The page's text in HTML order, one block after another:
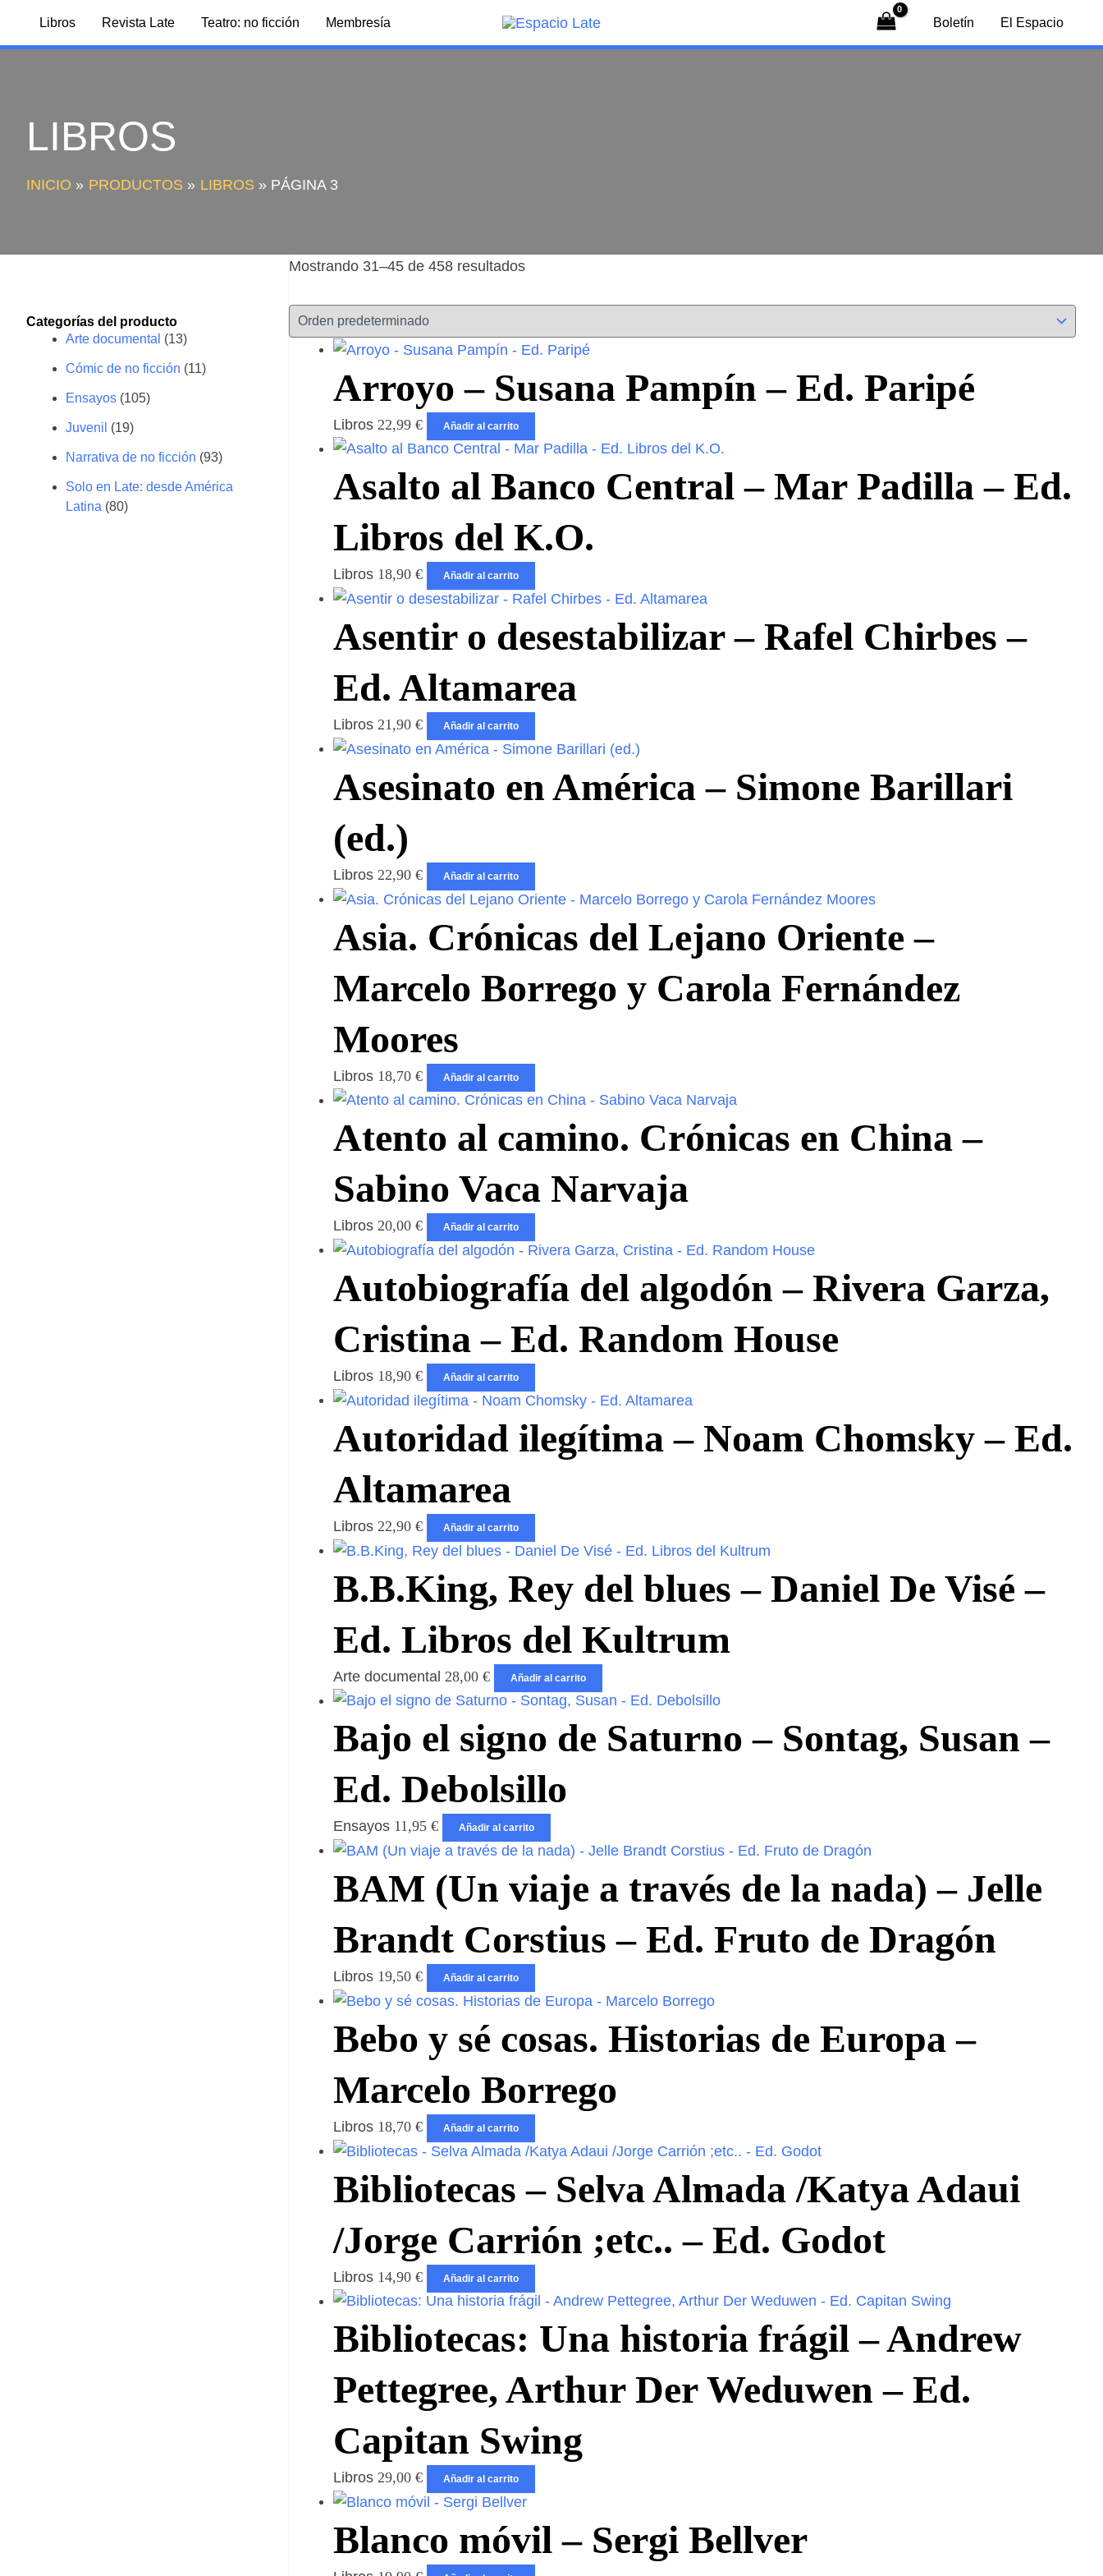
Libros Revista Late Teatro: no ficción Membresía Boletín El Espacio
LIBROS
INICIO PRODUCTOS LIBROS PÁGINA 3
Categorías del producto
Arte documental (13)
Cómic de no ficción (11)
Ensayos (105)
Juvenil (19)
Narrativa de no ficción (93)
Solo en Late: desde América
Latina (80)
Mostrando 31–45 de 458 resultados
Arroyo – Susana Pampín – Ed. Paripé
Libros 22,99 € Añadir al carrito
Asalto al Banco Central – Mar Padilla – Ed.
Libros del K.O.
Libros 18,90 € Añadir al carrito
Asentir o desestabilizar – Rafel Chirbes –
Ed. Altamarea
Libros 21,90 € Añadir al carrito
Asesinato en América – Simone Barillari
(ed.)
Libros 22,90 € Añadir al carrito
Asia. Crónicas del Lejano Oriente –
Marcelo Borrego y Carola Fernández
Moores
Libros 18,70 € Añadir al carrito
Atento al camino. Crónicas en China –
Sabino Vaca Narvaja
Libros 20,00 € Añadir al carrito
Autobiografía del algodón – Rivera Garza,
Cristina – Ed. Random House
Libros 18,90 € Añadir al carrito
Autoridad ilegítima – Noam Chomsky – Ed.
Altamarea
Libros 22,90 € Añadir al carrito
B.B.King, Rey del blues – Daniel De Visé –
Ed. Libros del Kultrum
Arte documental 28,00 € Añadir al carrito
Bajo el signo de Saturno – Sontag, Susan –
Ed. Debolsillo
Ensayos 11,95 € Añadir al carrito
BAM (Un viaje a través de la nada) – Jelle
Brandt Corstius – Ed. Fruto de Dragón
Libros 19,50 € Añadir al carrito
Bebo y sé cosas. Historias de Europa –
Marcelo Borrego
Libros 18,70 € Añadir al carrito
Bibliotecas – Selva Almada /Katya Adaui
/Jorge Carrión ;etc.. – Ed. Godot
Libros 14,90 € Añadir al carrito
Bibliotecas: Una historia frágil – Andrew
Pettegree, Arthur Der Weduwen – Ed.
Capitan Swing
Libros 29,00 € Añadir al carrito
Blanco móvil – Sergi Bellver